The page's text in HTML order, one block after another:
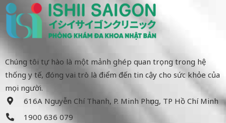
Chúng tôi tự hào là một mảnh ghép quan trọng trong hệ
thống y tế, đóng vai trò là điểm đến tin cậy cho sức khỏe của
mọi người.
616A Nguyễn Chí Thanh, P. Minh Phụng, TP Hồ Chí Minh
1900 636 079